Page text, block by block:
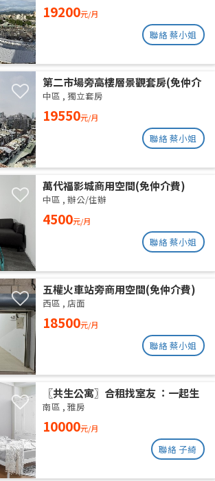
19200元/月
聯絡 蔡小姐
第二市場旁高樓層景觀套房(免仲介
費)
中區 , 獨立套房
19550元/月
聯絡 蔡小姐
萬代福影城商用空間(免仲介費)
中區 , 辦公/住辦
4500元/月
聯絡 蔡小姐
五權火車站旁商用空間(免仲介費)
西區 , 店面
18500元/月
聯絡 蔡小姐
〖共生公寓〗合租找室友 ：一起生
活在良善的居家環境
南區 , 雅房
10000元/月
聯絡 子綺